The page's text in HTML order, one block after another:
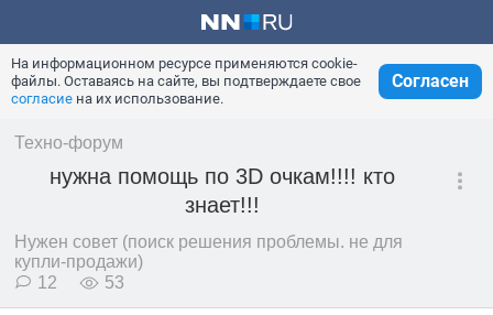
На информационном ресурсе применяются cookie-
файлы. Оставаясь на сайте, вы подтверждаете свое
согласие на их использование.
Согласен
Техно-форум
нужна помощь по 3D очкам!!!! кто
знает!!!
Нужен совет (поиск решения проблемы. не для
купли-продажи)
12
53